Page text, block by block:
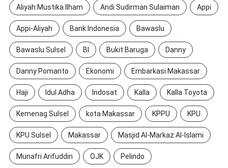
Aliyah Mustika Ilham Andi Sudirman Sulaiman Appi
Appi-Aliyah Bank Indonesia Bawaslu
Bawaslu Sulsel BI Bukit Baruga Danny
Danny Pomanto Ekonomi Embarkasi Makassar
Haji Idul Adha Indosat Kalla Kalla Toyota
Kemenag Sulsel kota Makassar KPPU KPU
KPU Sulsel Makassar Masjid Al-Markaz Al-Islami
Munafri Arifuddin OJK Pelindo